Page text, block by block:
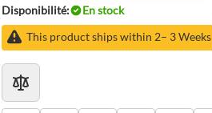
Disponibilité:
En stock
This product ships within 2– 3 Weeks